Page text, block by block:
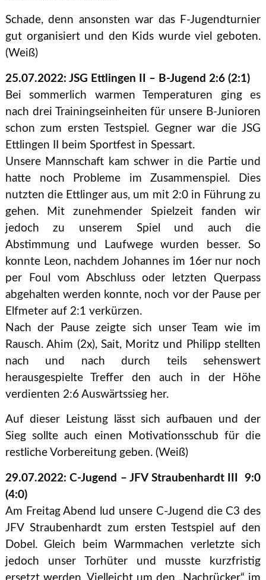
Schade, denn ansonsten war das F-Jugendturnier
gut organisiert und den Kids wurde viel geboten.
(Weiß)
25.07.2022: JSG Ettlingen II – B-Jugend 2:6 (2:1)
Bei sommerlich warmen Temperaturen ging es
nach drei Trainingseinheiten für unsere B-Junioren
schon zum ersten Testspiel. Gegner war die JSG
Ettlingen II beim Sportfest in Spessart.
Unsere Mannschaft kam schwer in die Partie und
hatte noch Probleme im Zusammenspiel. Dies
nutzten die Ettlinger aus, um mit 2:0 in Führung zu
gehen. Mit zunehmender Spielzeit fanden wir
jedoch zu unserem Spiel und auch die
Abstimmung und Laufwege wurden besser. So
konnte Leon, nachdem Johannes im 16er nur noch
per Foul vom Abschluss oder letzten Querpass
abgehalten werden konnte, noch vor der Pause per
Elfmeter auf 2:1 verkürzen.
Nach der Pause zeigte sich unser Team wie im
Rausch. Ahim (2x), Sait, Moritz und Philipp stellten
nach und nach durch teils sehenswert
herausgespielte Treffer den auch in der Höhe
verdienten 2:6 Auswärtssieg her.
Auf dieser Leistung lässt sich aufbauen und der
Sieg sollte auch einen Motivationsschub für die
restliche Vorbereitung geben. (Weiß)
29.07.2022: C-Jugend – JFV Straubenhardt III 9:0
(4:0)
Am Freitag Abend lud unsere C-Jugend die C3 des
JFV Straubenhardt zum ersten Testspiel auf den
Dobel. Gleich beim Warmmachen verletzte sich
jedoch unser Torhüter und musste kurzfristig
ersetzt werden. Vielleicht um den „Nachrücker“ im